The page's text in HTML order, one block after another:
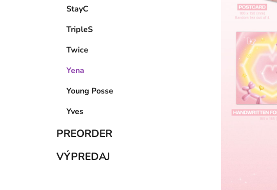
StayC
TripleS
Twice
Yena
Young Posse
Yves
PREORDER
VÝPREDAJ